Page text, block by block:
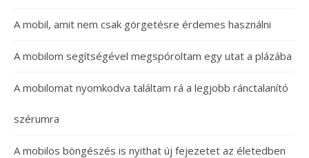
A mobil, amit nem csak görgetésre érdemes használni
A mobilom segítségével megspóroltam egy utat a plázába
A mobilomat nyomkodva találtam rá a legjobb ránctalanító
szérumra
A mobilos böngészés is nyithat új fejezetet az életedben